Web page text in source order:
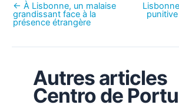
← À Lisbonne, un malaise
grandissant face à la
présence étrangère
Autres articles
Centro de